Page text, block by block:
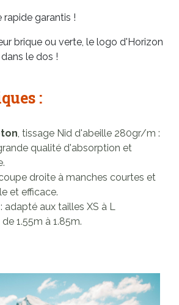
garantis !
brique ou verte, le logo d'Horizon
le dos !
:
, tissage Nid d'abeille 280gr/m :
qualité d'absorption et
droite à manches courtes et
et efficace.
: adapté aux tailles XS à L
1.55m à 1.85m.